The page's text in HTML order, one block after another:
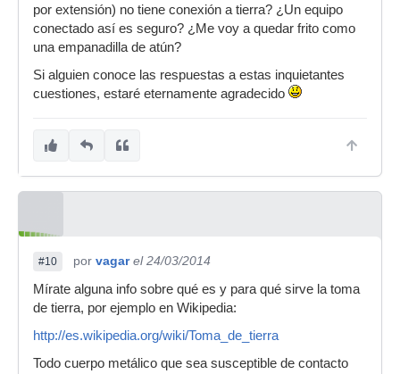
por extensión) no tiene conexión a tierra? ¿Un equipo
conectado así es seguro? ¿Me voy a quedar frito como
una empanadilla de atún?
Si alguien conoce las respuestas a estas inquietantes
cuestiones, estaré eternamente agradecido
#10 por vagar el 24/03/2014
Mírate alguna info sobre qué es y para qué sirve la toma
de tierra, por ejemplo en Wikipedia:
http://es.wikipedia.org/wiki/Toma_de_tierra
Todo cuerpo metálico que sea susceptible de contacto